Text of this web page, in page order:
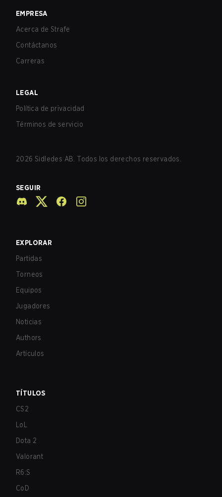
EMPRESA
Acerca de Strafe
Contáctanos
Carreras
LEGAL
Política de privacidad
Términos de servicio
2026 Sidledes AB. Todos los derechos reservados.
SEGUIR
EXPLORAR
Partidas
Torneos
Equipos
Jugadores
Noticias
Authors
Artículos
TÍTULOS
CS2
LoL
Dota 2
Valorant
R6:S
CoD